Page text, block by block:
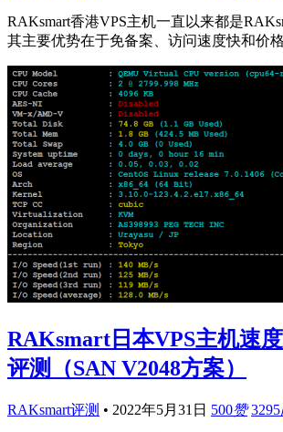
RAKsmart香港VPS主机一直以来都是
其主要优势在于免备案、访问速度快和价
RAKsmart日本VPS主机速
评测（SAN V2048方案）
RAKsmart评测 • 2022年5月31日 500赞 3295